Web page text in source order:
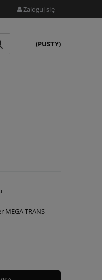
Zaloguj się
(PUSTY)
MEGA TRANS